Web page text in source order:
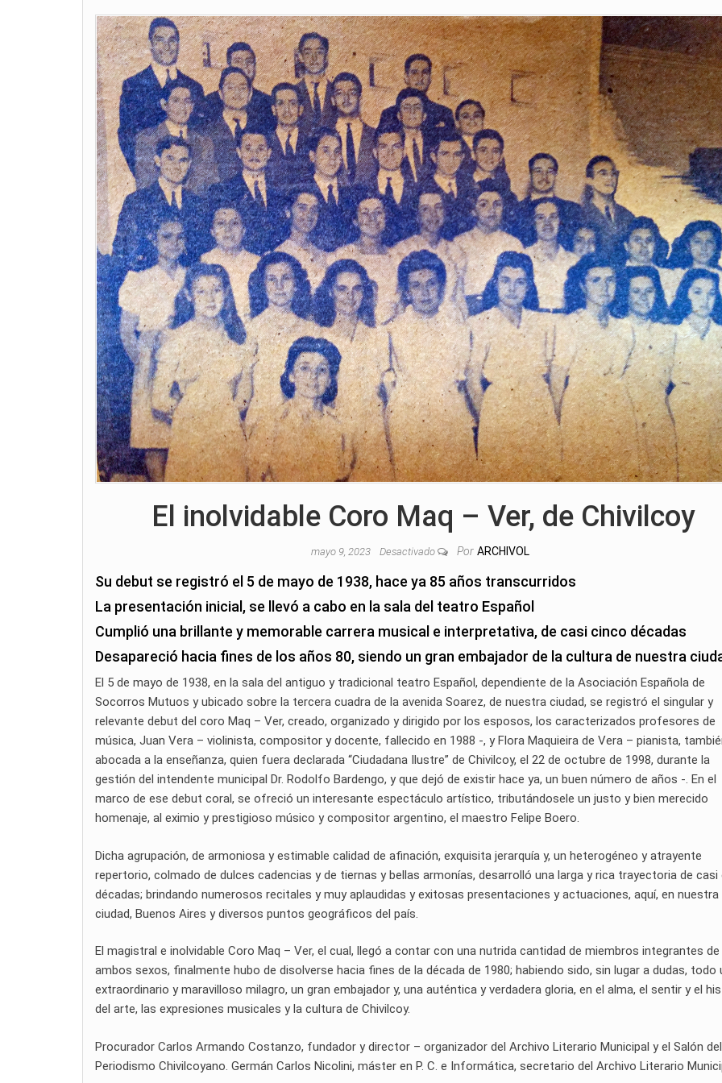
El inolvidable Coro Maq – Ver, de Chivilcoy
mayo 9, 2023 Desactivado Por ARCHIVOL
Su debut se registró el 5 de mayo de 1938, hace ya 85 años transcurridos
La presentación inicial, se llevó a cabo en la sala del teatro Español
Cumplió una brillante y memorable carrera musical e interpretativa, de casi cinco décadas
Desapareció hacia fines de los años 80, siendo un gran embajador de la cultura de nuestra
El 5 de mayo de 1938, en la sala del antiguo y tradicional teatro Español, dependiente de la Asociación Española de
Socorros Mutuos y ubicado sobre la tercera cuadra de la avenida Soarez, de nuestra ciudad, se registró el singular y
relevante debut del coro Maq – Ver, creado, organizado y dirigido por los esposos, los caracterizados profesores de
música, Juan Vera – violinista, compositor y docente, fallecido en 1988 -, y Flora Maquieira de Vera – pianista,
abocada a la enseñanza, quien fuera declarada “Ciudadana Ilustre” de Chivilcoy, el 22 de octubre de 1998, durante la
gestión del intendente municipal Dr. Rodolfo Bardengo, y que dejó de existir hace ya, un buen número de años -. En el
marco de ese debut coral, se ofreció un interesante espectáculo artístico, tributándosele un justo y bien merecido
homenaje, al eximio y prestigioso músico y compositor argentino, el maestro Felipe Boero.
Dicha agrupación, de armoniosa y estimable calidad de afinación, exquisita jerarquía y, un heterogéneo y atrayente
repertorio, colmado de dulces cadencias y de tiernas y bellas armonías, desarrolló una larga y rica trayectoria de casi
décadas; brindando numerosos recitales y muy aplaudidas y exitosas presentaciones y actuaciones, aquí, en nuestra
ciudad, Buenos Aires y diversos puntos geográficos del país.
El magistral e inolvidable Coro Maq – Ver, el cual, llegó a contar con una nutrida cantidad de miembros integrantes de
ambos sexos, finalmente hubo de disolverse hacia fines de la década de 1980; habiendo sido, sin lugar a dudas, todo
extraordinario y maravilloso milagro, un gran embajador y, una auténtica y verdadera gloria, en el alma, el sentir y el
del arte, las expresiones musicales y la cultura de Chivilcoy.
Procurador Carlos Armando Costanzo, fundador y director – organizador del Archivo Literario Municipal y el Salón del
Periodismo Chivilcoyano. Germán Carlos Nicolini, máster en P. C. e Informática, secretario del Archivo Literario